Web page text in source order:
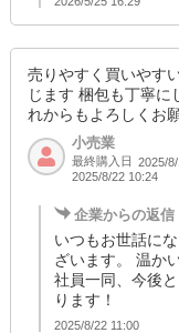
売りやすく買いやす
じます 梱包も丁寧に
れからもよろしくお
小売業
最終購入日 2025/
2025/8/22 10:24
企業からの返信
いつもお世話に
ざいます。 温か
社員一同、今後
ります！
2025/8/22 11:00